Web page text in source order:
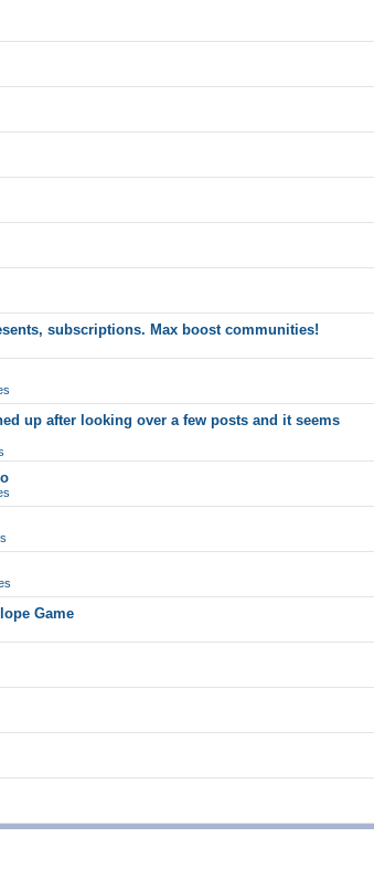
subscriptions. Max boost communities!
up after looking over a few posts and it seems
Game